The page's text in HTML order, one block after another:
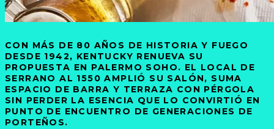
CON MÁS DE 80 AÑOS DE HISTORIA Y FUEGO
DESDE 1942, KENTUCKY RENUEVA SU
PROPUESTA EN PALERMO SOHO. EL LOCAL DE
SERRANO AL 1550 AMPLIÓ SU SALÓN, SUMA
ESPACIO DE BARRA Y TERRAZA CON PÉRGOLA
SIN PERDER LA ESENCIA QUE LO CONVIRTIÓ EN
PUNTO DE ENCUENTRO DE GENERACIONES DE
PORTEÑOS.